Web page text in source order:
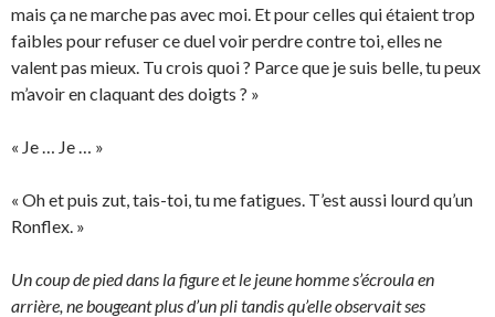
mais ça ne marche pas avec moi. Et pour celles qui étaient trop
faibles pour refuser ce duel voir perdre contre toi, elles ne
valent pas mieux. Tu crois quoi ? Parce que je suis belle, tu peux
m’avoir en claquant des doigts ? »
« Je … Je … »
« Oh et puis zut, tais-toi, tu me fatigues. T’est aussi lourd qu’un
Ronflex. »
Un coup de pied dans la figure et le jeune homme s’écroula en
arrière, ne bougeant plus d’un pli tandis qu’elle observait ses